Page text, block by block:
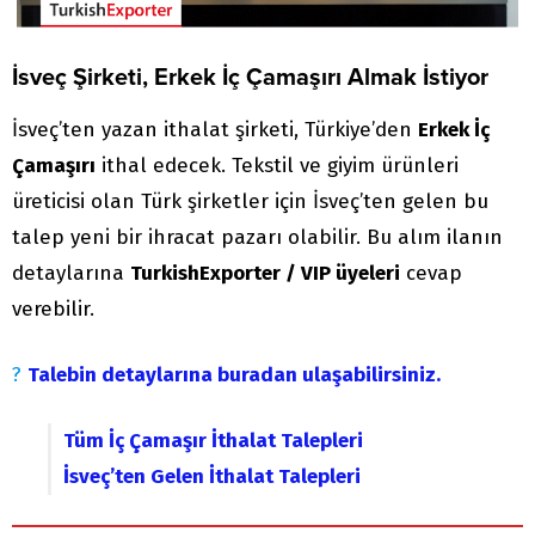
İsveç Şirketi, Erkek İç Çamaşırı Almak İstiyor
İsveç’ten yazan ithalat şirketi, Türkiye’den Erkek İç
Çamaşırı ithal edecek. Tekstil ve giyim ürünleri
üreticisi olan Türk şirketler için İsveç’ten gelen bu
talep yeni bir ihracat pazarı olabilir. Bu alım ilanın
detaylarına TurkishExporter / VIP üyeleri cevap
verebilir.
? Talebin detaylarına buradan ulaşabilirsiniz.
Tüm İç Çamaşır İthalat Talepleri
İsveç’ten Gelen İthalat Talepleri